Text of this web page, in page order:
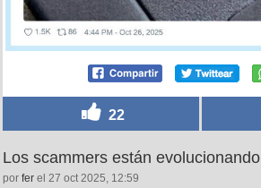
22
Los scammers están evolucionando
por fer el 27 oct 2025, 12:59